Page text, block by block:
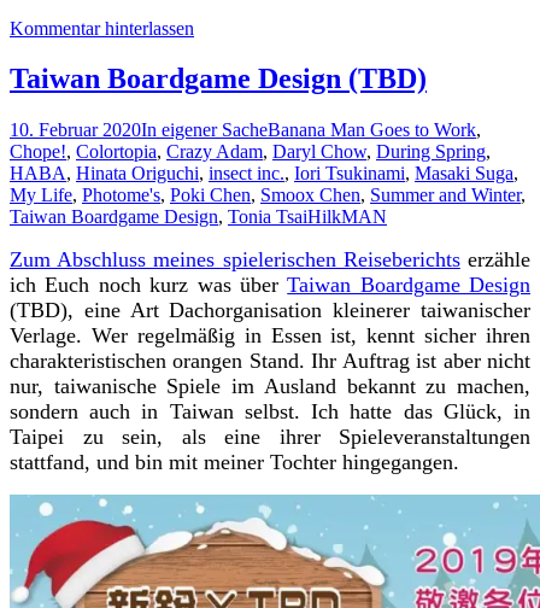
Spiel
Japon
Brand
Kommentar hinterlassen
Taiwan Boardgame Design (TBD)
10. Februar 2020In eigener SacheBanana Man Goes to Work,
Chope!, Colortopia, Crazy Adam, Daryl Chow, During Spring,
HABA, Hinata Origuchi, insect inc., Iori Tsukinami, Masaki Suga,
My Life, Photome's, Poki Chen, Smoox Chen, Summer and Winter,
Taiwan Boardgame Design, Tonia TsaiHilkMAN
Zum Abschluss meines spielerischen Reiseberichtserzähle
ich Euch noch kurz was überTaiwan Boardgame Design
(TBD), eine Art Dachorganisation kleinerer taiwanischer
Verlage. Wer regelmäßig in Essen ist, kennt sicher ihren
charakteristischen orangen Stand. Ihr Auftrag ist aber nicht
nur, taiwanische Spiele im Ausland bekannt zu machen,
sondern auch in Taiwan selbst. Ich hatte das Glück, in
Taipei zu sein, als eine ihrer Spieleveranstaltungen
stattfand, und bin mit meiner Tochter hingegangen.